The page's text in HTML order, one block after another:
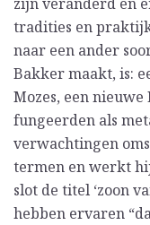
tradities en
naar een ander
Bakker maakt, is:
Mozes, een
fungeerden als
verwachtingen
termen en werkt
slot de titel ‘zoon
hebben ervaren